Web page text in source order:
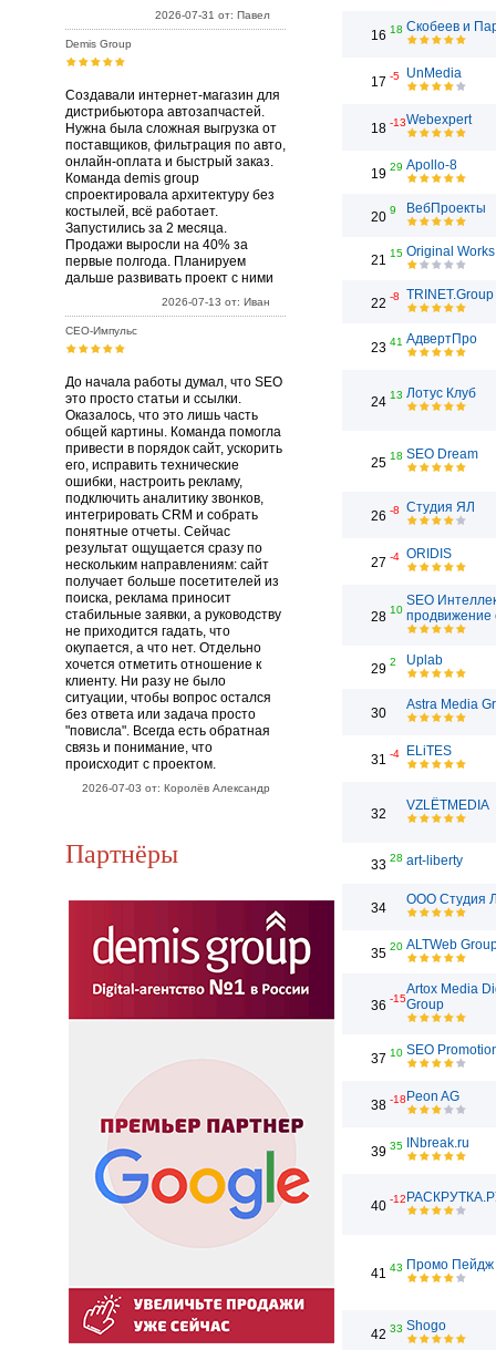
2026-07-31 от: Павел
Demis Group
Создавали интернет-магазин для
дистрибьютора автозапчастей.
Нужна была сложная выгрузка от
поставщиков, фильтрация по авто,
онлайн-оплата и быстрый заказ.
Команда demis group
спроектировала архитектуру без
костылей, всё работает.
Запустились за 2 месяца.
Продажи выросли на 40% за
первые полгода. Планируем
дальше развивать проект с ними
2026-07-13 от: Иван
СЕО-Импульс
До начала работы думал, что SEO
это просто статьи и ссылки.
Оказалось, что это лишь часть
общей картины. Команда помогла
привести в порядок сайт, ускорить
его, исправить технические
ошибки, настроить рекламу,
подключить аналитику звонков,
интегрировать CRM и собрать
понятные отчеты. Сейчас
результат ощущается сразу по
нескольким направлениям: сайт
получает больше посетителей из
поиска, реклама приносит
стабильные заявки, а руководству
не приходится гадать, что
окупается, а что нет. Отдельно
хочется отметить отношение к
клиенту. Ни разу не было
ситуации, чтобы вопрос остался
без ответа или задача просто
"повисла". Всегда есть обратная
связь и понимание, что
происходит с проектом.
2026-07-03 от: Королёв Александр
Партнёры
16 18 Скобеев и
17 -5 UnMedia
18 -13Webexpert
19 29 Apollo-8
20 9 ВебПроекты
21 15 Original Works
22 -8 TRINET.Group
23 41 АдвертПро
24 13 Лотус Клуб
25 18 SEO Dream
26 -8 Студия ЯЛ
27 -4 ORIDIS
28 10
SEO
продвижение
29 2 Uplab
30
Astra Media
31 -4 ELiTES
32
VZLЁTMEDIA
33 28 art-liberty
34
ООО Студия
35 20 ALTWeb
36 -15
Artox Media
Group
37 10 SEO
38 -18 Peon AG
39 35 INbreak.ru
40 -12
41 43 Промо Пейдж
42 33 Shogo